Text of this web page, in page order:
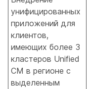
унифицированных
приложений для
клиентов,
имеющих более 3
кластеров Unified
CM в регионе с
выделенным